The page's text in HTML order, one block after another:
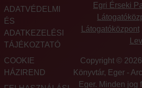
ADATVÉDELMI
ÉS
ADATKEZELÉSI
TÁJÉKOZTATÓ
COOKIE
HÁZIREND
Egri Érseki
Látogatóközpont
Copyright ©
Könyvtár, Eger -
Eger. Minden jog